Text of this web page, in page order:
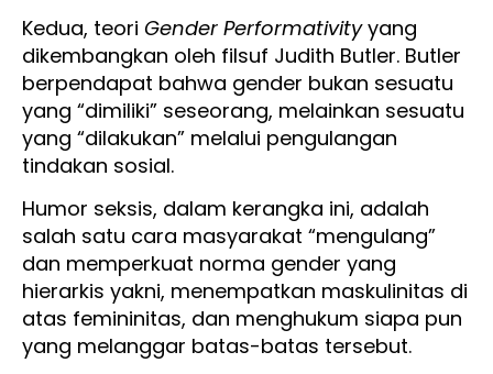
Kedua, teori Gender Performativityyang
dikembangkan oleh filsuf Judith Butler. Butler
berpendapat bahwa gender bukan sesuatu
yang “dimiliki” seseorang, melainkan sesuatu
yang “dilakukan” melalui pengulangan
tindakan sosial.
Humor seksis, dalam kerangka ini, adalah
salah satu cara masyarakat “mengulang”
dan memperkuat norma gender yang
hierarkis yakni, menempatkan maskulinitas di
atas femininitas, dan menghukum siapa pun
yang melanggar batas-batas tersebut.